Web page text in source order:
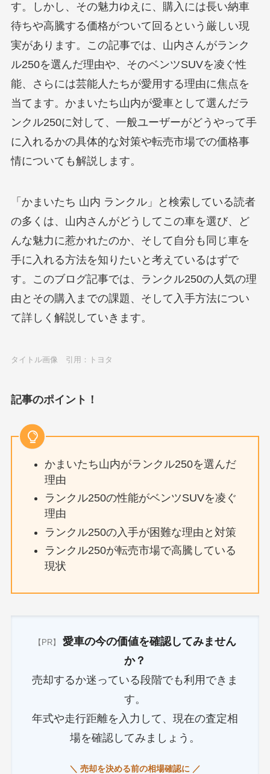
す。しかし、その魅力ゆえに、購入には長い納車
待ちや高騰する価格がついて回るという厳しい現
実があります。この記事では、山内さんがランク
ル250を選んだ理由や、そのベンツSUVを凌ぐ性
能、さらには芸能人たちが愛用する理由に焦点を
当てます。かまいたち山内が愛車として選んだラ
ンクル250に対して、一般ユーザーがどうやって手
に入れるかの具体的な対策や転売市場での価格事
情についても解説します。
「かまいたち 山内 ランクル」と検索している読者
の多くは、山内さんがどうしてこの車を選び、ど
んな魅力に惹かれたのか、そして自分も同じ車を
手に入れる方法を知りたいと考えているはずで
す。このブログ記事では、ランクル250の人気の理
由とその購入までの課題、そして入手方法につい
て詳しく解説していきます。
タイトル画像 引用：トヨタ
記事のポイント！
かまいたち山内がランクル250を選んだ
理由
ランクル250の性能がベンツSUVを凌ぐ
理由
ランクル250の入手が困難な理由と対策
ランクル250が転売市場で高騰している
現状
【PR】
愛車の今の価値を確認してみません
か？
売却するか迷っている段階でも利用できま
す。
年式や走行距離を入力して、現在の査定相
場を確認してみましょう。
＼ 売却を決める前の相場確認に ／